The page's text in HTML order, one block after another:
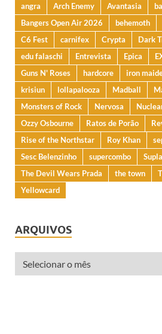
angra Arch Enemy Avantasia
Bangers Open Air 2026
behemoth
C6 Fest
carnifex Crypta Dark
edu falaschi
Entrevista Epica
Guns N' Roses
hardcore iron
krisiun
lollapalooza Madball
Monsters of Rock
Nervosa
Ozzy Osbourne
Ratos de Porão
Rise of the Northstar
Roy Khan
Sesc Belenzinho
supercombo Supla
The Devil Wears Prada
the town
Yellowcard
ARQUIVOS